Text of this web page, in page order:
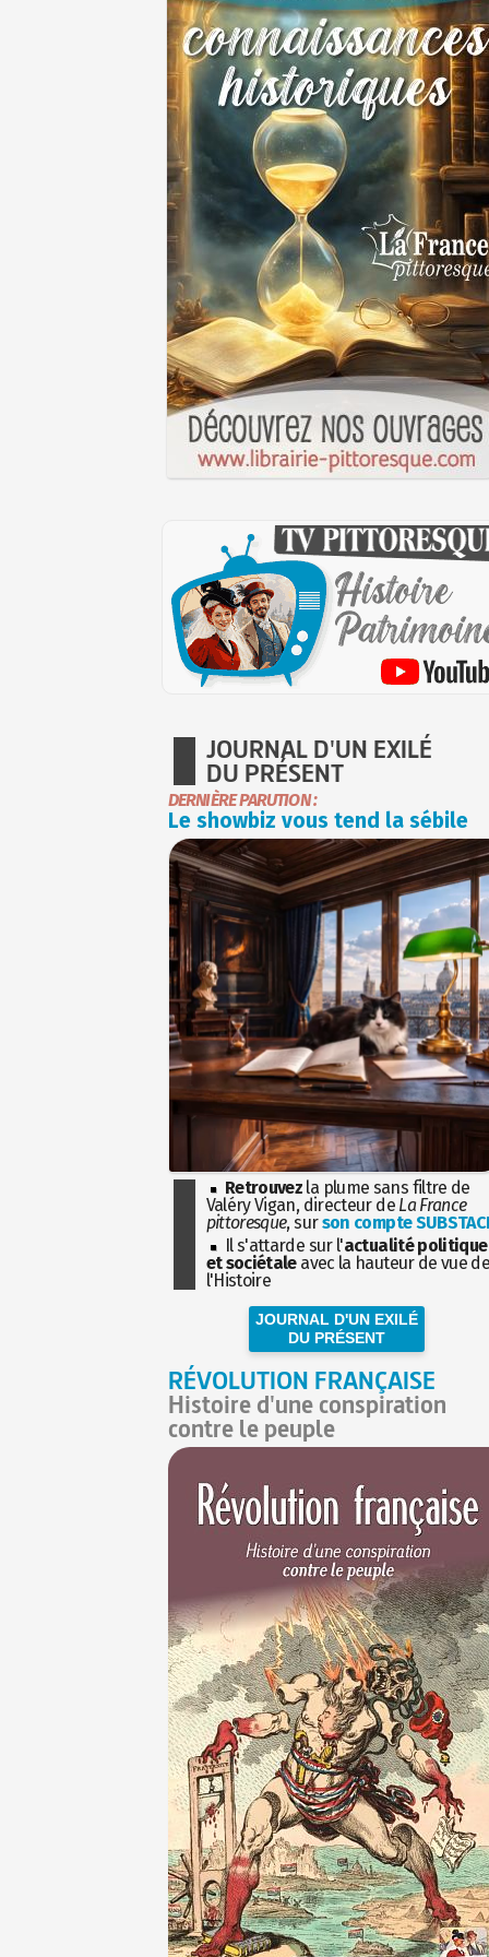
JOURNAL D'UN EXILÉ
DU PRÉSENT
DERNIÈRE PARUTION :
Le showbiz vous tend la sébile
Retrouvez la plume sans filtre de
Valéry Vigan, directeur de La France
pittoresque, surson compte
Il s'attarde sur l'actualité politique
et sociétaleavec la hauteur de vue
l'Histoire
JOURNAL D'UN EXILÉ
DU PRÉSENT
RÉVOLUTION FRANÇAISE
Histoire d'une conspiration
contre le peuple